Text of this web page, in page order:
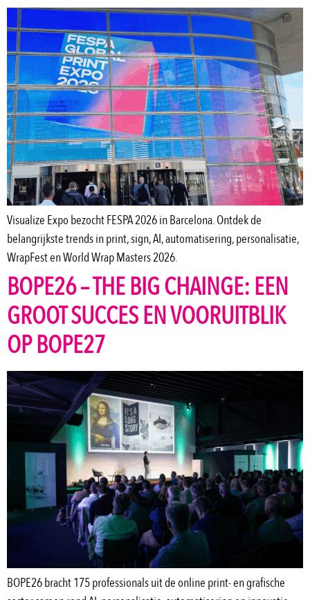
Visualize Expo bezocht FESPA 2026 in Barcelona. Ontdek de
belangrijkste trends in print, sign, AI, automatisering, personalisatie,
WrapFest en World Wrap Masters 2026.
BOPE26 – THE BIG CHAINGE: EEN
GROOT SUCCES EN VOORUITBLIK
OP BOPE27
BOPE26 bracht 175 professionals uit de online print- en grafische